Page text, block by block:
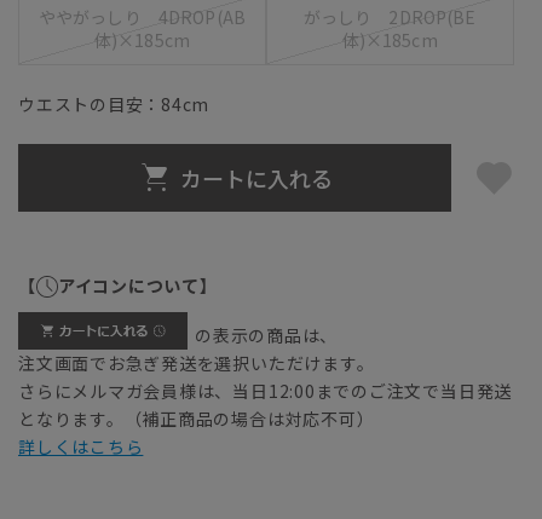
ややがっしり 4DROP(AB
体)×185cm
がっしり 2DROP(BE
体)×185cm
ウエストの目安： 84cm
カートに入れる
【 アイコンについて】
の表示の商品は、
注文画面でお急ぎ発送を選択いただけます。
さらにメルマガ会員様は、当日12:00までのご注文で当日発送
となります。（補正商品の場合は対応不可）
詳しくはこちら